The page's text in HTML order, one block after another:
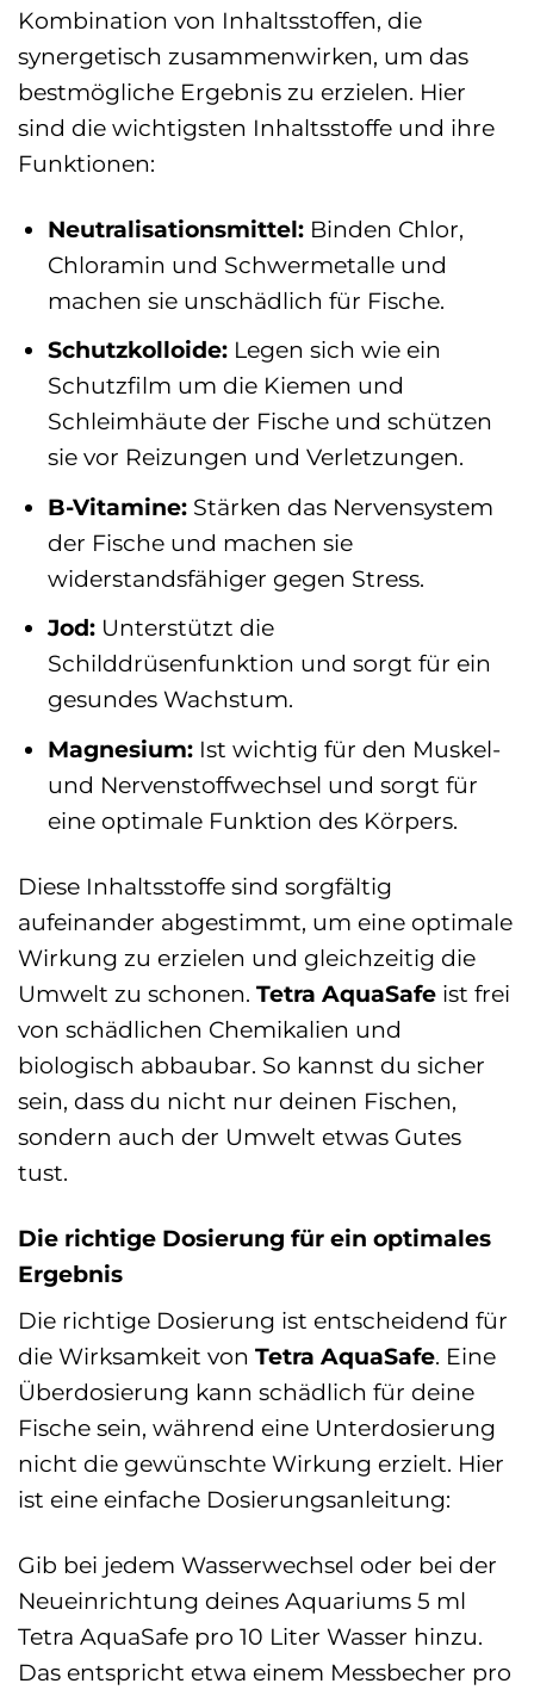
Kombination von Inhaltsstoffen, die
synergetisch zusammenwirken, um das
bestmögliche Ergebnis zu erzielen. Hier
sind die wichtigsten Inhaltsstoffe und ihre
Funktionen:
Neutralisationsmittel:Binden Chlor,
Chloramin und Schwermetalle und
machen sie unschädlich für Fische.
Schutzkolloide:Legen sich wie ein
Schutzfilm um die Kiemen und
Schleimhäute der Fische und schützen
sie vor Reizungen und Verletzungen.
B-Vitamine:Stärken das Nervensystem
der Fische und machen sie
widerstandsfähiger gegen Stress.
Jod:Unterstützt die
Schilddrüsenfunktion und sorgt für ein
gesundes Wachstum.
Magnesium:Ist wichtig für den Muskel-
und Nervenstoffwechsel und sorgt für
eine optimale Funktion des Körpers.
Diese Inhaltsstoffe sind sorgfältig
aufeinander abgestimmt, um eine optimale
Wirkung zu erzielen und gleichzeitig die
Umwelt zu schonen. Tetra AquaSafe ist frei
von schädlichen Chemikalien und
biologisch abbaubar. So kannst du sicher
sein, dass du nicht nur deinen Fischen,
sondern auch der Umwelt etwas Gutes
tust.
Die richtige Dosierung für ein optimales
Ergebnis
Die richtige Dosierung ist entscheidend für
die Wirksamkeit von Tetra AquaSafe. Eine
Überdosierung kann schädlich für deine
Fische sein, während eine Unterdosierung
nicht die gewünschte Wirkung erzielt. Hier
ist eine einfache Dosierungsanleitung:
Gib bei jedem Wasserwechsel oder bei der
Neueinrichtung deines Aquariums 5 ml
Tetra AquaSafe pro 10 Liter Wasser hinzu.
Das entspricht etwa einem Messbecher pro